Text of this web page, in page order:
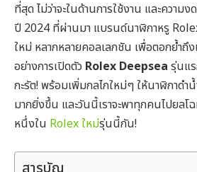
ที่สุด ไม่ว่าจะในด้านการใช้งาน และความ
ปี 2024 ที่ผ่านมา แบรนด์นาฬิกาหรู
ใหม่ หลากหลายคอลเลกชัน เพื่อตอกย้ำถึ
อย่างการเปิดตัว Rolex Deepsea รุ่นแ
กะรัต! พร้อมเพิ่มกลไกใหม่ๆ ให้นาฬิกาดำ
มากยิ่งขึ้น และวันนี้เราจะพาทุกคนไปยลโ
หนึ่งใน Rolex ใหม่รุ่นนี้กัน!